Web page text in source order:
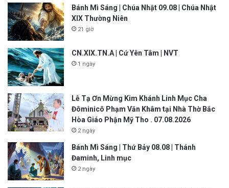
Bánh Mì Sáng | Chúa Nhật 09.08 | Chúa Nhật
XIX Thường Niên
21 giờ
CN.XIX.TN.A | Cứ Yên Tâm | NVT
1 ngày
Lễ Tạ Ơn Mừng Kim Khánh Linh Mục Cha
Đôminicô Phạm Văn Khâm tại Nhà Thờ Bắc
Hòa Giáo Phận Mỹ Tho . 07.08.2026
2 ngày
Bánh Mì Sáng | Thứ Bảy 08.08 | Thánh
Đaminh, Linh mục
2 ngày